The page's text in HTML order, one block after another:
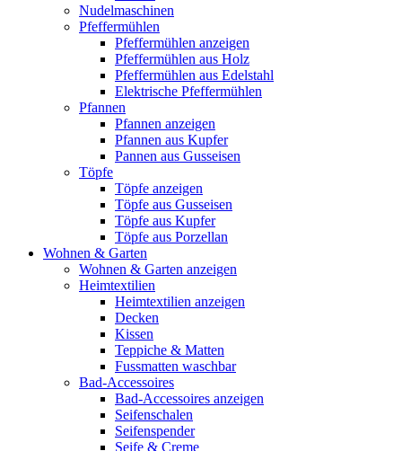
Nudelmaschinen
Pfeffermühlen
Pfeffermühlen anzeigen
Pfeffermühlen aus Holz
Pfeffermühlen aus Edelstahl
Elektrische Pfeffermühlen
Pfannen
Pfannen anzeigen
Pfannen aus Kupfer
Pannen aus Gusseisen
Töpfe
Töpfe anzeigen
Töpfe aus Gusseisen
Töpfe aus Kupfer
Töpfe aus Porzellan
Wohnen & Garten
Wohnen & Garten anzeigen
Heimtextilien
Heimtextilien anzeigen
Decken
Kissen
Teppiche & Matten
Fussmatten waschbar
Bad-Accessoires
Bad-Accessoires anzeigen
Seifenschalen
Seifenspender
Seife & Creme